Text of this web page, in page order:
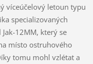
víceúčelový letoun typu
specializovaných
12MM, který se
místo ostruhového
tomu mohl vzlétat a